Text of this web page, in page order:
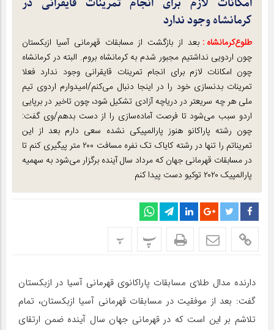
امکانات لازم برای انجام تمرینات قایقرانی در
کرمانشاه وجود ندارد
طلوع‌‌کرمانشاه : بعد از بازگشت از مسابقات قهرمانی آسیا ازبکستان
چون اردویی نداشتیم مجبور شدم به کرمانشاه بروم. البته در کرمانشاه
چون امکانات لازم برای انجام تمرینات قایقرانی وجود ندارد فعلا
تمرینات بدنسازی خود را در اینجا دنبال می‌کنم/امیدوارم اردوی تیم
ملی هر چه سریعتر در دریاچه آزادی تشکیل شود، چون تاخیر در برپایی
اردو سبب می‌شود تا فرصت آماده‌سازی را از دست بدهم/وی گفت:
چون رشته پاراکانو هنوز پارالمپیکی نشده سعی دارم بعد از این
تمریناتم را تنها در رشته کایاک تک نفره مسافت ۲۰۰ متر پیگیری کنم تا
در مسابقات قهرمانی جهان که مرداد سال آینده برگزار می‌شود به سهمیه
پارالمپیک ۲۰۲۰ توکیو دست پیدا کنم
پ پ
دارنده مدال طلای مسابقات پاراکانوی قهرمانی آسیا در ازبکستان
گفت: بعد از موفقیت در مسابقات قهرمانی آسیا ازبکستان، تمام
تلاشم بر این است که در قهرمانی جهان سال آینده ضمن ارتقای